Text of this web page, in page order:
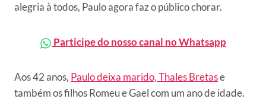
alegria à todos, Paulo agora faz o público chorar.
Participe do nosso canal no Whatsapp
Aos 42 anos, Paulo deixa marido, Thales Bretase
também os filhos Romeu e Gael com um ano de idade.